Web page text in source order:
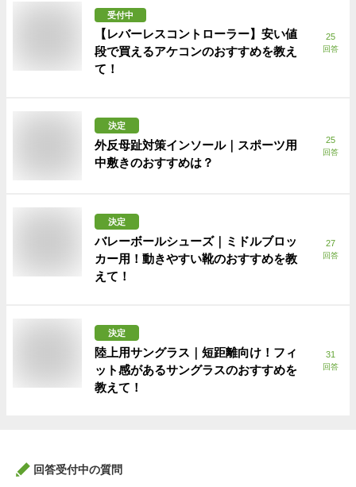
受付中
【レバーレスコントローラー】安い値
段で買えるアケコンのおすすめを教え
て！
25
回答
決定
外反母趾対策インソール｜スポーツ用
中敷きのおすすめは？
25
回答
決定
バレーボールシューズ｜ミドルブロッ
カー用！動きやすい靴のおすすめを教
えて！
27
回答
決定
陸上用サングラス｜短距離向け！フィ
ット感があるサングラスのおすすめを
教えて！
31
回答
回答受付中の質問